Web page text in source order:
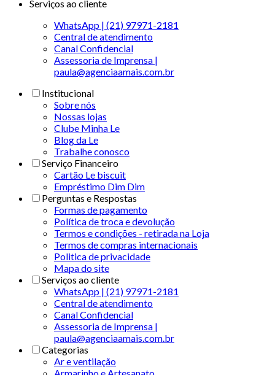
Serviços ao cliente
WhatsApp | (21) 97971-2181
Central de atendimento
Canal Confidencial
Assessoria de Imprensa |
paula@agenciaamais.com.br
Institucional
Sobre nós
Nossas lojas
Clube Minha Le
Blog da Le
Trabalhe conosco
Serviço Financeiro
Cartão Le biscuit
Empréstimo Dim Dim
Perguntas e Respostas
Formas de pagamento
Política de troca e devolução
Termos e condições - retirada na Loja
Termos de compras internacionais
Politica de privacidade
Mapa do site
Serviços ao cliente
WhatsApp | (21) 97971-2181
Central de atendimento
Canal Confidencial
Assessoria de Imprensa |
paula@agenciaamais.com.br
Categorias
Ar e ventilação